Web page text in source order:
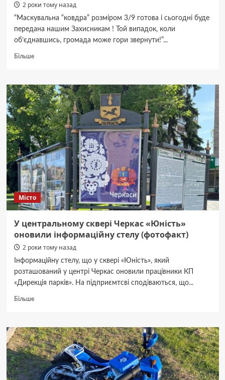
2 роки тому назад
“Маскувальна “ковдра” розміром 3/9 готова і сьогодні буде
передана нашим Захисникам ! Той випадок, коли
об’єднавшись, громада може гори звернути!”...
БільшеДокладніше
Золотоноші
волонтери
виготовили
гігантську
маскувальну
сітку
Місто
У центральному сквері Черкас «Юність»
оновили інформаційну стелу (фотофакт)
2 роки тому назад
Інформаційну стелу, що у сквері «Юність», який
розташований у центрі Черкас оновили працівники КП
«Дирекція парків». На підприємтсві сподіваються, що...
БільшеДокладніше
центральному
сквері
Черкас
«Юність»
оновили
інформаційну